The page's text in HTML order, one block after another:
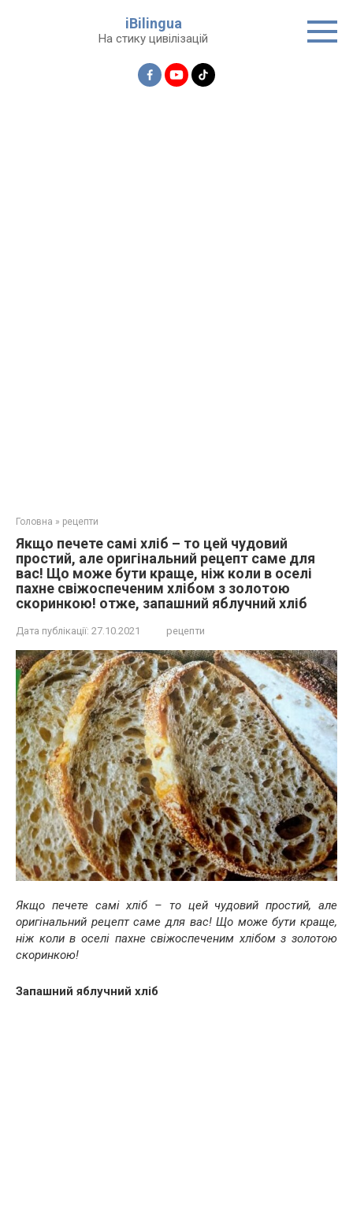
iBilingua
На стику цивілізацій
Головна » рецепти
Якщо печете самі хліб – то цей чудовий
простий, але оригінальний рецепт саме для
вас! Що може бути краще, ніж коли в оселі
пахне свіжоспеченим хлібом з золотою
скоринкою! отже, запашний яблучний хліб
Дата публікації: 27.10.2021 рецепти
Якщо печете самі хліб – то цей чудовий простий, але
оригінальний рецепт саме для вас! Що може бути краще,
ніж коли в оселі пахне свіжоспеченим хлібом з золотою
скоринкою!
Запашний яблучний хліб